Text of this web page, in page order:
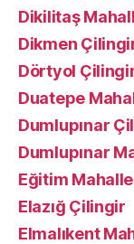
Dikilitaş
Dikmen
Dörtyol
Duatepe
Dumlupınar
Dumlupınar
Eğitim
Elazığ Çilingir
Elmalıkent